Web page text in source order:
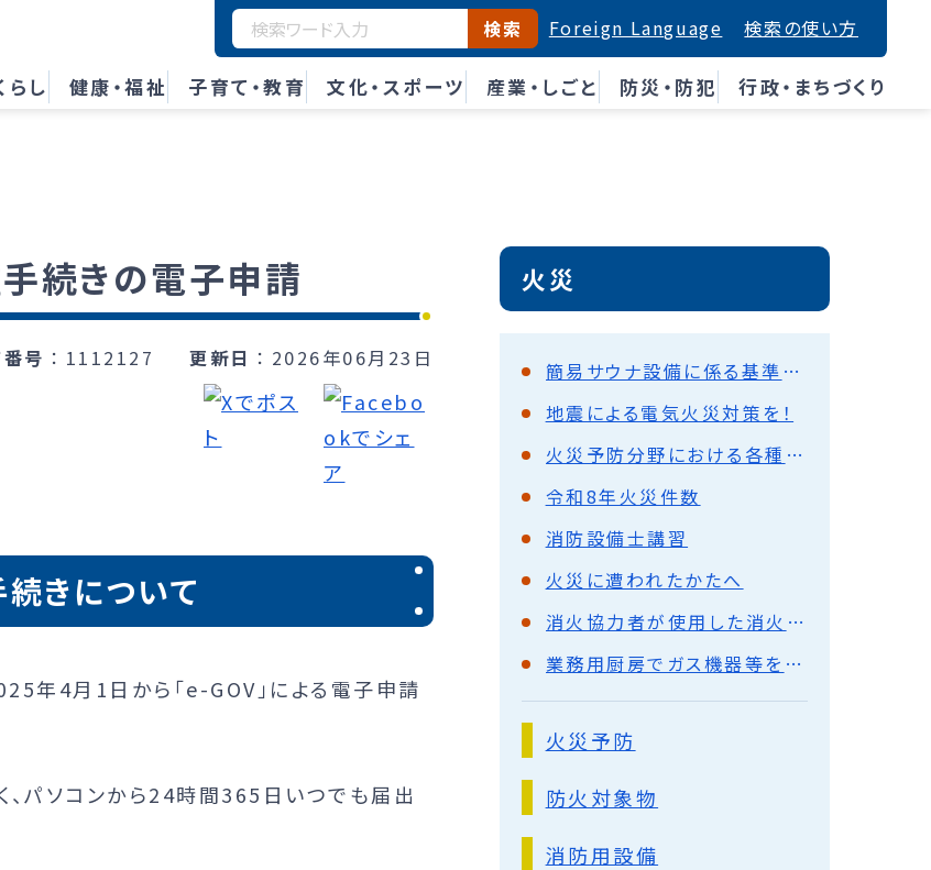
らし 健康・福祉 子育て・教育 文化・スポーツ 産業・しごと 防災・防犯 行政・まちづくり
検索 Foreign Language 検索の使い方
続きの電子申請
号 1112127 更新日 2026年06月23日
きについて
年4月1日から「e-GOV」による電子申請
パソコンから24時間365日いつでも届出
火災
簡易サウナ設備に係る基準の改正について
地震による電気火災対策を！
火災予防分野における各種手続きの電子申請
令和8年火災件数
消防設備士講習
火災に遭われたかたへ
消火協力者が使用した消火器の補助事業について
業務用厨房でガス機器等をお使いの皆さまへ
火災予防
防火対象物
消防用設備